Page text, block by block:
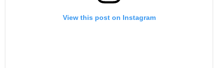
View this post on Instagram